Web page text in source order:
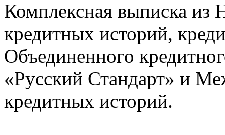
Комплексная выписка из
кредитных историй,
Объединенного
«Русский Стандарт» и
кредитных историй.